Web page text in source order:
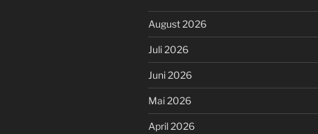
August 2026
Juli 2026
Juni 2026
Mai 2026
April 2026